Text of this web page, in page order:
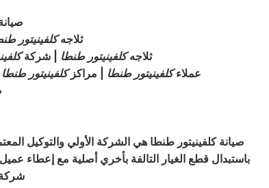
ثلاجه كلفينيتور
ثلاجه كلفينيتور طنطا | شركة
عملاء كلفينيتور طنطا | مراكز كلفينيتور طنطا
صيانة كلفينيتور طنطا هي الشركة الأولي والتوكيل
باستبدال قطع الغيار التالفة بأخري أصلية مع إعطاء
شركة سرعة